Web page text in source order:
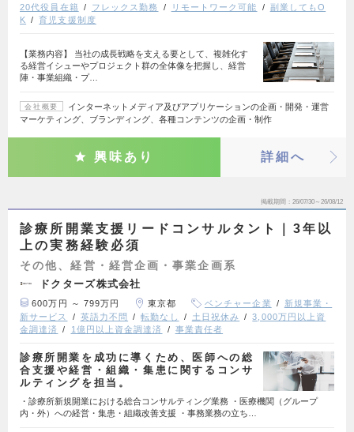
20代役員在籍
フレックス勤務 リモートワーク可能
副業してもO
K
育児支援制度
【業務内容】 当社の成長戦略を支える要として、複雑化す
る経営イシューやプロジェクト群の全体像を把握し、経営
陣・事業組織・プ…
会社概要
インターネットメディア及びアプリケーションの企画・開発・運営
マーケティング、ブランディング、各種コンテンツの企画・制作
興味あり 詳細へ
掲載期間 26/07/30～26/08/12
診療所開業支援リードコンサルタント｜3年以
上の実務経験必須
その他、経営・経営企画・事業企画系
ドクターズ株式会社
600万円 ～ 799万円 東京都 ベンチャー企業
新規事業・
新サービス
英語力不問 転勤なし 土日祝休み
3,000万円以上資
金調達済
1億円以上資金調達済 事業責任者
診療所開業を成功に導くため、医師への総
合支援や経営・組織・集患に関するコンサ
ルティングを担当。
・診療所新規開業における総合コンサルティング業務 ・医療機関（グループ
内・外）への経営・集患・組織改善支援 ・事務業務の立ち…